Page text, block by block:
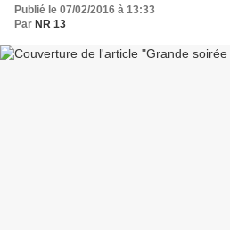
Publié le 07/02/2016 à 13:33
Par NR 13